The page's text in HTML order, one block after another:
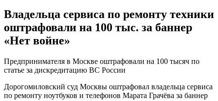
Владельца сервиса по ремонту техники
оштрафовали на 100 тыс. за баннер
«Нет войне»
Предпринимателя в Москве оштрафовали на 100 тысяч по
статье за дискредитацию ВС России
Дорогомиловский суд Москвы оштрафовал владельца сервиса
по ремонту ноутбуков и телефонов Марата Грачёва за баннер